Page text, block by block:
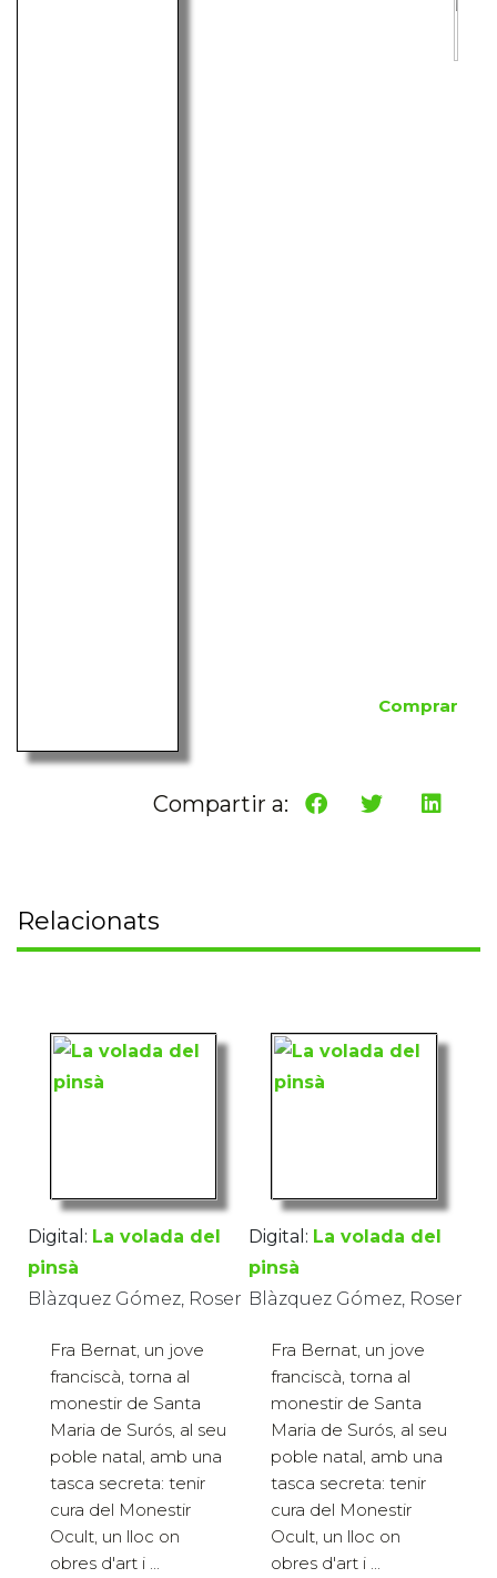
Comprar
Compartir a:
Relacionats
Digital: La volada del
pinsà
Blàzquez Gómez, Roser
Fra Bernat, un jove
franciscà, torna al
monestir de Santa
Maria de Surós, al seu
poble natal, amb una
tasca secreta: tenir
cura del Monestir
Ocult, un lloc on
obres d'art i ...
Digital: La volada del
pinsà
Blàzquez Gómez, Roser
Fra Bernat, un jove
franciscà, torna al
monestir de Santa
Maria de Surós, al seu
poble natal, amb una
tasca secreta: tenir
cura del Monestir
Ocult, un lloc on
obres d'art i ...